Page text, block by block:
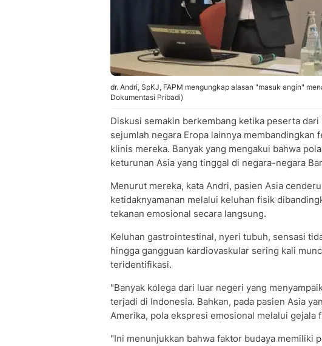
dr. Andri, SpKJ, FAPM mengungkap alasan "masuk angin"
Dokumentasi Pribadi)
Diskusi semakin berkembang ketika peserta
sejumlah negara Eropa lainnya membandingkan
klinis mereka. Banyak yang mengakui bahwa
keturunan Asia yang tinggal di negara-negara
Menurut mereka, kata Andri, pasien Asia
ketidaknyamanan melalui keluhan fisik
tekanan emosional secara langsung.
Keluhan gastrointestinal, nyeri tubuh, sensasi
hingga gangguan kardiovaskular sering kali
teridentifikasi.
"Banyak kolega dari luar negeri yang
terjadi di Indonesia. Bahkan, pada pasien Asia
Amerika, pola ekspresi emosional melalui gejala
"Ini menunjukkan bahwa faktor budaya memiliki